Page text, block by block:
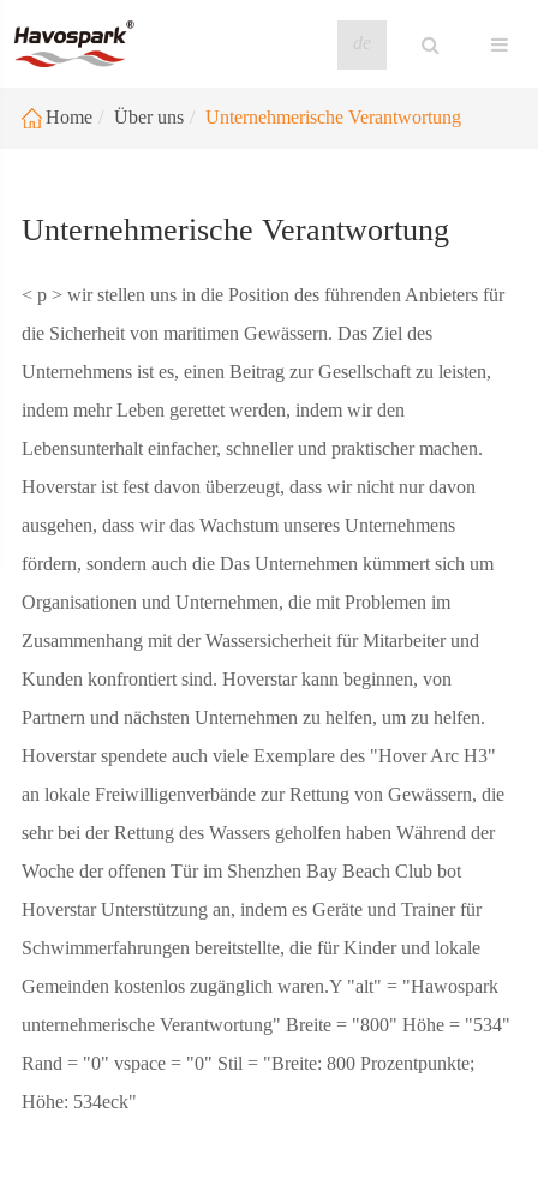
de
Home Über uns Unternehmerische Verantwortung
Unternehmerische Verantwortung
< p > wir stellen uns in die Position des führenden Anbieters für
die Sicherheit von maritimen Gewässern. Das Ziel des
Unternehmens ist es, einen Beitrag zur Gesellschaft zu leisten,
indem mehr Leben gerettet werden, indem wir den
Lebensunterhalt einfacher, schneller und praktischer machen. ​
Hoverstar ist fest davon überzeugt, dass wir nicht nur davon
ausgehen, dass wir das Wachstum unseres Unternehmens
fördern, sondern auch die Das Unternehmen kümmert sich um
Organisationen und Unternehmen, die mit Problemen im
Zusammenhang mit der Wassersicherheit für Mitarbeiter und
Kunden konfrontiert sind. Hoverstar kann beginnen, von
Partnern und nächsten Unternehmen zu helfen, um zu helfen. ​
Hoverstar spendete auch viele Exemplare des "Hover Arc H3"
an lokale Freiwilligenverbände zur Rettung von Gewässern, die
sehr bei der Rettung des Wassers geholfen haben Während der
Woche der offenen Tür im Shenzhen Bay Beach Club bot
Hoverstar Unterstützung an, indem es Geräte und Trainer für
Schwimmerfahrungen bereitstellte, die für Kinder und lokale
Gemeinden kostenlos zugänglich waren.Y "alt" = "Hawospark
unternehmerische Verantwortung" Breite = "800" Höhe = "534"
Rand = "0" vspace = "0" Stil = "Breite: 800 Prozentpunkte;
Höhe: 534eck"